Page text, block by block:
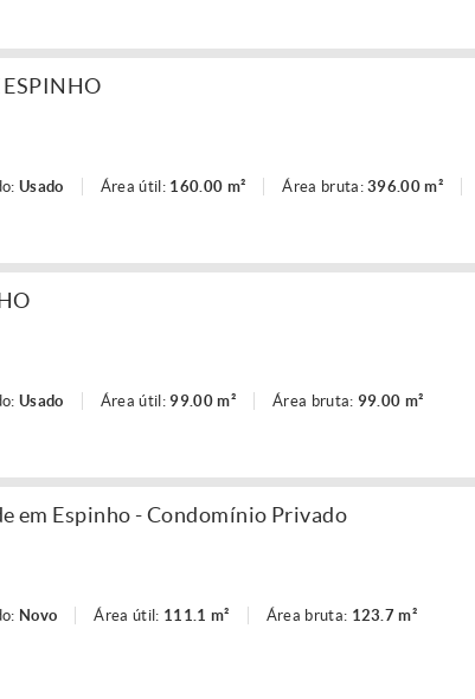
Usado Área útil: 160.00 m² Área bruta:396.00 m²
Usado Área útil: 99.00 m² Área bruta: 99.00 m²
em Espinho - Condomínio Privado
Novo Área útil: 111.1 m² Área bruta: 123.7 m²